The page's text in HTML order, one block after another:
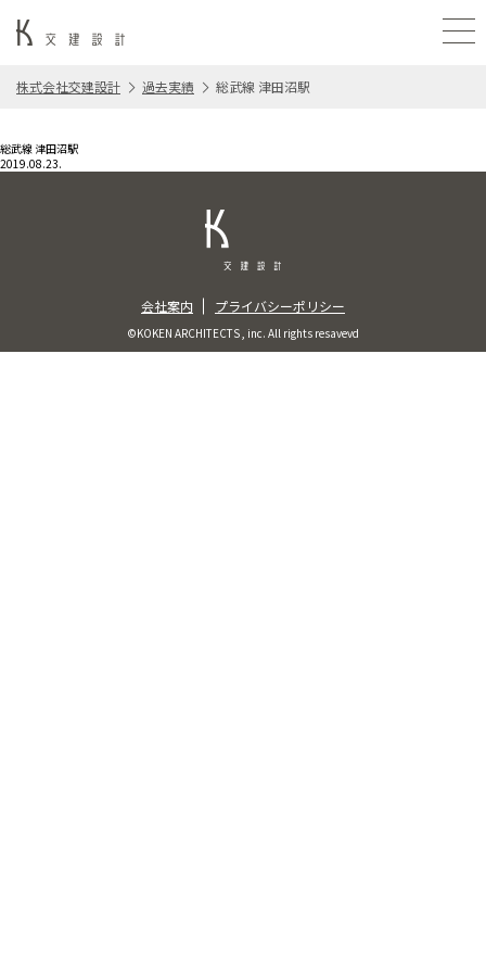
株式会社交建設計 過去実績 総武線 津田沼駅
総武線 津田沼駅
2019.08.23.
会社案内 プライバシーポリシー
©KOKEN ARCHITECTS , inc. All rights resavevd